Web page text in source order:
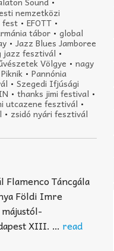
nemzetközi
fest •EFOTT •
tábor •global
•Jazz Blues Jamboree
jazz fesztivál •
Völgye •nagy
•Pannónia
•Szegedi Ifjúsági
•thanks jimi festival •
utcazene fesztivál •
• zsidó nyári fesztivál
Táncgála
Földi Imre
XIII. … read